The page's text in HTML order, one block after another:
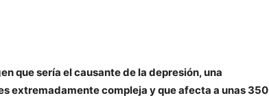
que sería el causante de la depresión, una
extremadamente compleja y que afecta a unas 350